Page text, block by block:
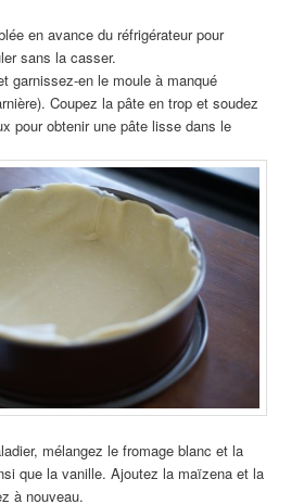
en avance du réfrigérateur pour
sans la casser.
garnissez-en le moule à manqué
Coupez la pâte en trop et soudez
pour obtenir une pâte lisse dans le
mélangez le fromage blanc et la
que la vanille. Ajoutez la maïzena et la
à nouveau.